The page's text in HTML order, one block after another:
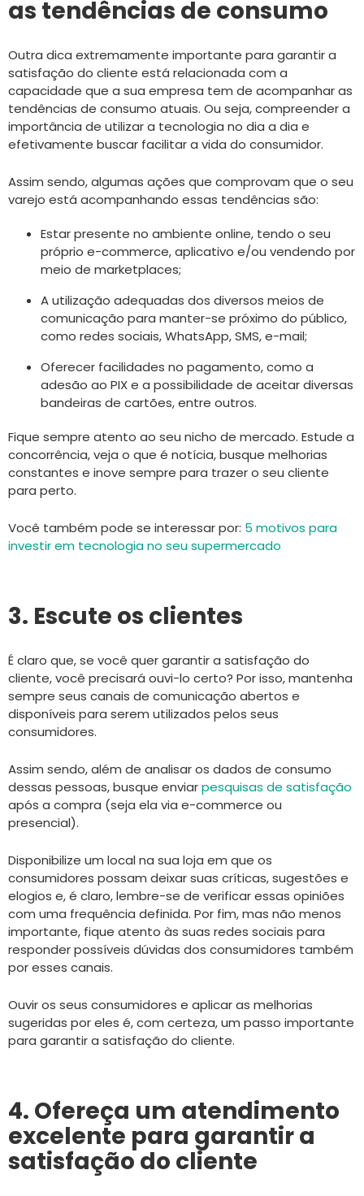
as tendências de consumo
Outra dica extremamente importante para garantir a
satisfação do cliente está relacionada com a
capacidade que a sua empresa tem de acompanhar as
tendências de consumo atuais. Ou seja, compreender a
importância de utilizar a tecnologia no dia a dia e
efetivamente buscar facilitar a vida do consumidor.
Assim sendo, algumas ações que comprovam que o seu
varejo está acompanhando essas tendências são:
Estar presente no ambiente online, tendo o seu
próprio e-commerce, aplicativo e/ou vendendo por
meio de marketplaces;
A utilização adequadas dos diversos meios de
comunicação para manter-se próximo do público,
como redes sociais, WhatsApp, SMS, e-mail;
Oferecer facilidades no pagamento, como a
adesão ao PIX e a possibilidade de aceitar diversas
bandeiras de cartões, entre outros.
Fique sempre atento ao seu nicho de mercado. Estude a
concorrência, veja o que é notícia, busque melhorias
constantes e inove sempre para trazer o seu cliente
para perto.
Você também pode se interessar por: 5 motivos para
investir em tecnologia no seu supermercado
3. Escute os clientes
É claro que, se você quer garantir a satisfação do
cliente, você precisará ouvi-lo certo? Por isso, mantenha
sempre seus canais de comunicação abertos e
disponíveis para serem utilizados pelos seus
consumidores.
Assim sendo, além de analisar os dados de consumo
dessas pessoas, busque enviarpesquisas de satisfação
após a compra (seja ela via e-commerce ou
presencial).
Disponibilize um local na sua loja em que os
consumidores possam deixar suas críticas, sugestões e
elogios e, é claro, lembre-se de verificar essas opiniões
com uma frequência definida. Por fim, mas não menos
importante, fique atento às suas redes sociais para
responder possíveis dúvidas dos consumidores também
por esses canais.
Ouvir os seus consumidores e aplicar as melhorias
sugeridas por eles é, com certeza, um passo importante
para garantir a satisfação do cliente.
4. Ofereça um atendimento
excelente para garantir a
satisfação do cliente